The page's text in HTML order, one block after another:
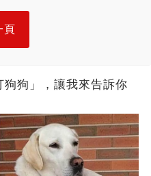
頁
狗」，讓我來告訴你